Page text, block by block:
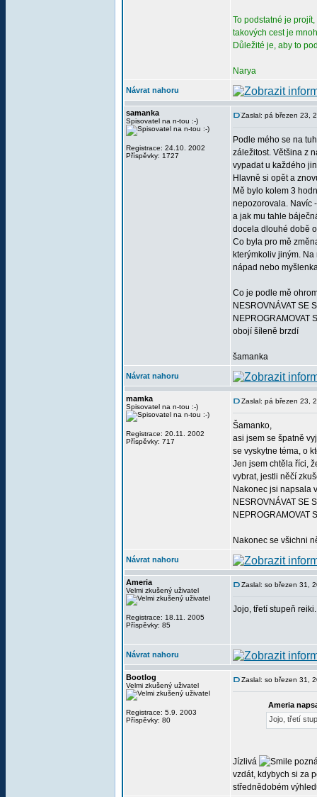
To podstatné je
takových cest je
Důležité je, aby to
Narya
Návrat nahoru
samanka
Spisovatel na n-tou :-)
Registrace: 24.10. 2002
Příspěvky: 1727
Zaslal: pá březen 23,
Podle mého se na
záležitost. Většina z
vypadat u každého
Hlavně si opět a
Mě bylo kolem 3
nepozorovala. Navíc
a jak mu tahle
docela dlouhé době
Co byla pro mě
kterýmkoliv jiným.
nápad nebo
Co je podle mě
NESROVNÁVAT SE
NEPROGRAMOVAT
obojí šíleně brzdí
šamanka
Návrat nahoru
mamka
Spisovatel na n-tou :-)
Registrace: 20.11. 2002
Příspěvky: 717
Zaslal: pá březen 23,
Šamanko,
asi jsem se špatně
se vyskytne téma, o
Jen jsem chtěla říci,
vybrat, jestli něčí
Nakonec jsi napsala
NESROVNÁVAT SE
NEPROGRAMOVAT
Nakonec se všichni
Návrat nahoru
Ameria
Velmi zkušený uživatel
Registrace: 18.11. 2005
Příspěvky: 85
Zaslal: so březen 31,
Jojo, třetí stupeň
Návrat nahoru
Bootlog
Velmi zkušený uživatel
Registrace: 5.9. 2003
Příspěvky: 80
Zaslal: so březen 31,
Ameria
Jojo, třetí
Jízlivá
vzdát, kdybych si za
střednědobém